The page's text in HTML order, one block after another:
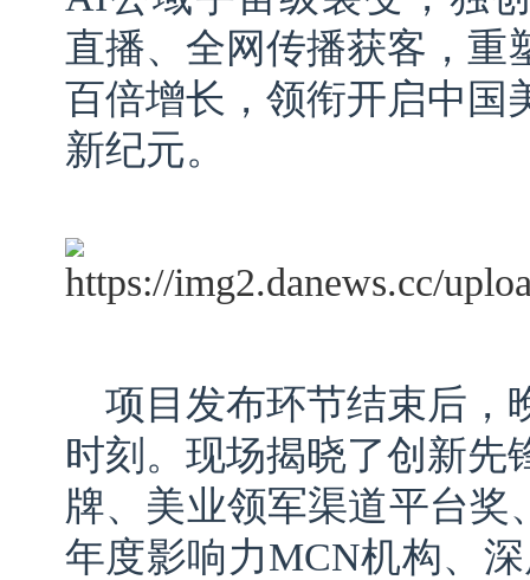
直播、全网传播获客，重
百倍增长，领衔开启中国
新纪元。
项目发布环节结束后，
时刻。现场揭晓了创新先
牌、美业领军渠道平台奖
年度影响力MCN机构、